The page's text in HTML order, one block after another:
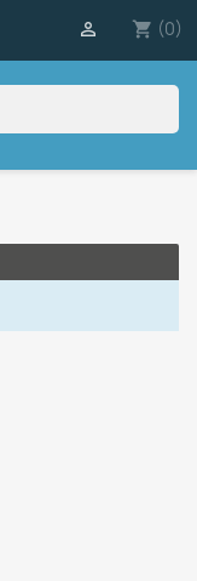
shopping_cart (0)
